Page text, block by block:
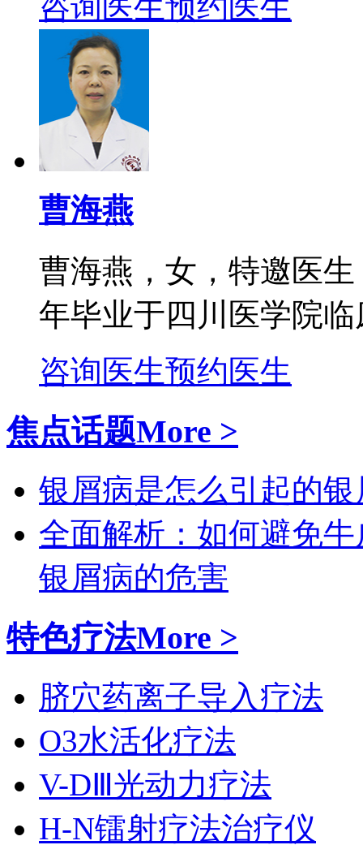
曹海燕
曹海燕，女，特邀医
年毕业于四川医学院
咨询医生预约医生
焦点话题More >
银屑病是怎么引起的银
全面解析：如何避免
银屑病的危害
特色疗法More >
脐穴药离子导入疗法
O3水活化疗法
V-DⅢ光动力疗法
H-N镭射疗法治疗仪